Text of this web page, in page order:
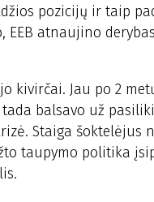
pozicijų ir taip
EEB atnaujino
kivirčai. Jau po 2
balsavo už
Staiga šoktelėjus
taupymo politika